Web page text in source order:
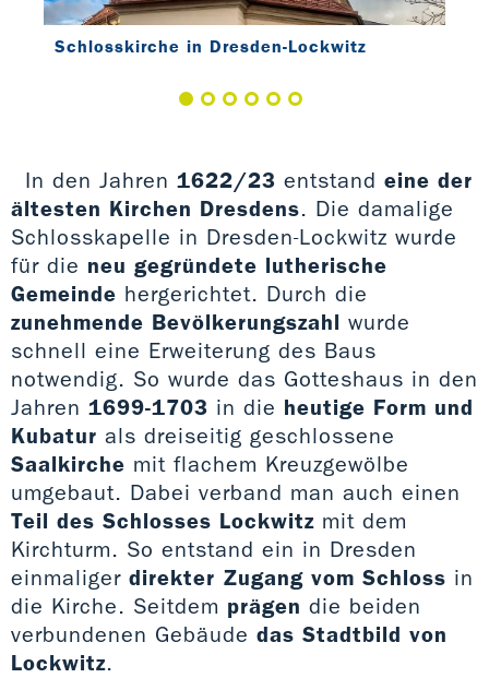
Schlosskirche in Dresden-Lockwitz
In den Jahren 1622/23 entstand eine der
ältesten Kirchen Dresdens. Die damalige
Schlosskapelle in Dresden-Lockwitz wurde
für die neu gegründete lutherische
Gemeinde hergerichtet. Durch die
zunehmende Bevölkerungszahl wurde
schnell eine Erweiterung des Baus
notwendig. So wurde das Gotteshaus in den
Jahren 1699-1703 in die heutige Form und
Kubatur als dreiseitig geschlossene
Saalkirche mit flachem Kreuzgewölbe
umgebaut. Dabei verband man auch einen
Teil des Schlosses Lockwitz mit dem
Kirchturm. So entstand ein in Dresden
einmaliger direkter Zugang vom Schloss in
die Kirche. Seitdem prägen die beiden
verbundenen Gebäude das Stadtbild von
Lockwitz.